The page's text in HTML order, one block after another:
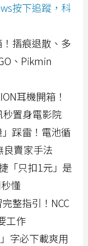
按下追蹤，科
摺痕退散、多
、Pikmin
耳機開箱！
置身電影院
踩雷！電池循
良賣家手法
「只扣1元」是
懂
整指引！NCC
工作
字必下載爽用